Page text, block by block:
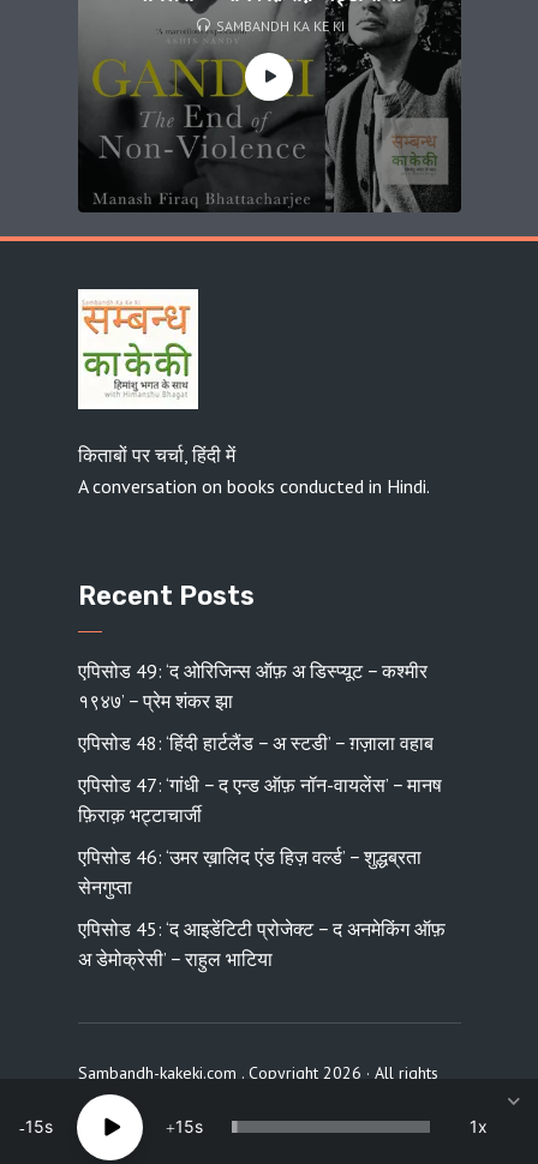
SAMBANDH KA KE KI
किताबों पर चर्चा, हिंदी में
A conversation on books conducted in Hindi.
Recent Posts
एपिसोड 49: ‘द ओरिजिन्स ऑफ़ अ डिस्प्यूट − कश्मीर
१९४७’ − प्रेम शंकर झा
एपिसोड 48: ‘हिंदी हार्टलैंड − अ स्टडी’ − ग़ज़ाला वहाब
एपिसोड 47: ‘गांधी − द एन्ड ऑफ़ नॉन-वायलेंस’ − मानष
फ़िराक़ भट्टाचार्जी
एपिसोड 46: ‘उमर ख़ालिद एंड हिज़ वर्ल्ड’ − शुद्धब्रता
सेनगुप्ता
एपिसोड 45: ‘द आइडेंटिटी प्रोजेक्ट − द अनमेकिंग ऑफ़
अ डेमोक्रेसी’ − राहुल भाटिया
Sambandh-kakeki.com . Copyright 2026 · All rights
reserved
15 15 1x